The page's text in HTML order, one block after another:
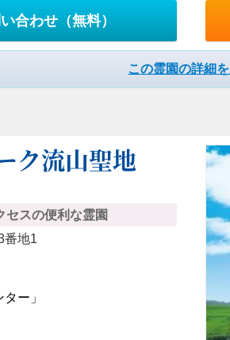
合わせ （無料）
この霊園の詳細
ク流山聖地
セスの便利な霊園
番地1
ー」